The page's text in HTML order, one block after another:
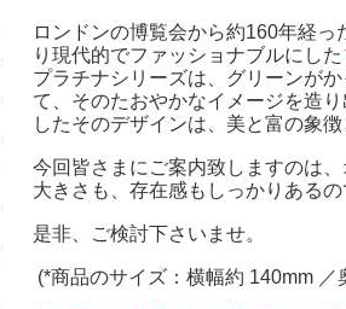
ロンドンの博覧会から約160年経
り現代的でファッショナブルにした
プラチナシリーズは、グリーンが
て、そのたおやかなイメージを造り
したそのデザインは、美と富の象
今回皆さまにご案内致しますのは、
大きさも、存在感もしっかりある
是非、ご検討下さいませ。
(*商品のサイズ：横幅約 140mm